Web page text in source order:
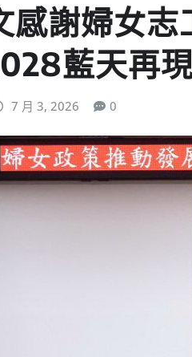
感謝婦女
藍天再
7 月 3, 2026 0